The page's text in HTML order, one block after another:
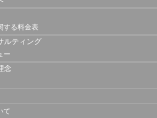
する料金表
ルティング
ー
念
て